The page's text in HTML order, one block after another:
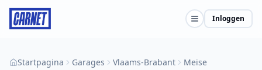
Inloggen
Startpagina Garages Vlaams-Brabant
Meise